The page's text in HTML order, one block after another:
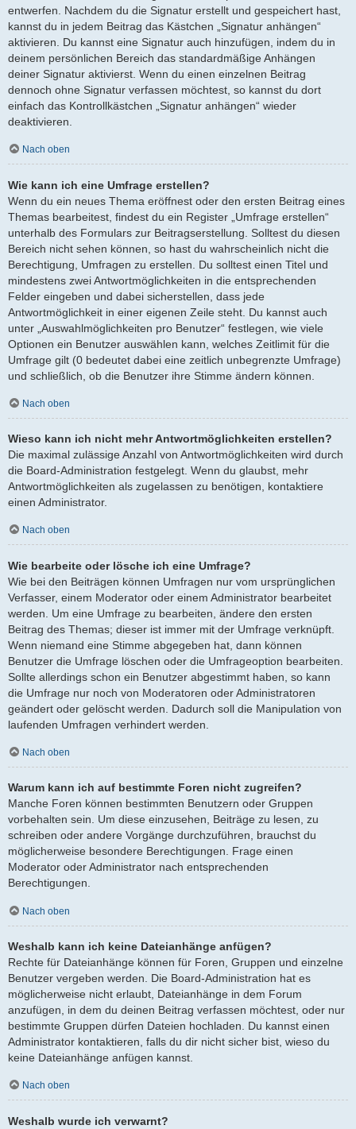
entwerfen. Nachdem du die Signatur erstellt und gespeichert hast,
kannst du in jedem Beitrag das Kästchen „Signatur anhängen“
aktivieren. Du kannst eine Signatur auch hinzufügen, indem du in
deinem persönlichen Bereich das standardmäßige Anhängen
deiner Signatur aktivierst. Wenn du einen einzelnen Beitrag
dennoch ohne Signatur verfassen möchtest, so kannst du dort
einfach das Kontrollkästchen „Signatur anhängen“ wieder
deaktivieren.
Nach oben
Wie kann ich eine Umfrage erstellen?
Wenn du ein neues Thema eröffnest oder den ersten Beitrag eines
Themas bearbeitest, findest du ein Register „Umfrage erstellen“
unterhalb des Formulars zur Beitragserstellung. Solltest du diesen
Bereich nicht sehen können, so hast du wahrscheinlich nicht die
Berechtigung, Umfragen zu erstellen. Du solltest einen Titel und
mindestens zwei Antwortmöglichkeiten in die entsprechenden
Felder eingeben und dabei sicherstellen, dass jede
Antwortmöglichkeit in einer eigenen Zeile steht. Du kannst auch
unter „Auswahlmöglichkeiten pro Benutzer“ festlegen, wie viele
Optionen ein Benutzer auswählen kann, welches Zeitlimit für die
Umfrage gilt (0 bedeutet dabei eine zeitlich unbegrenzte Umfrage)
und schließlich, ob die Benutzer ihre Stimme ändern können.
Nach oben
Wieso kann ich nicht mehr Antwortmöglichkeiten erstellen?
Die maximal zulässige Anzahl von Antwortmöglichkeiten wird durch
die Board-Administration festgelegt. Wenn du glaubst, mehr
Antwortmöglichkeiten als zugelassen zu benötigen, kontaktiere
einen Administrator.
Nach oben
Wie bearbeite oder lösche ich eine Umfrage?
Wie bei den Beiträgen können Umfragen nur vom ursprünglichen
Verfasser, einem Moderator oder einem Administrator bearbeitet
werden. Um eine Umfrage zu bearbeiten, ändere den ersten
Beitrag des Themas; dieser ist immer mit der Umfrage verknüpft.
Wenn niemand eine Stimme abgegeben hat, dann können
Benutzer die Umfrage löschen oder die Umfrageoption bearbeiten.
Sollte allerdings schon ein Benutzer abgestimmt haben, so kann
die Umfrage nur noch von Moderatoren oder Administratoren
geändert oder gelöscht werden. Dadurch soll die Manipulation von
laufenden Umfragen verhindert werden.
Nach oben
Warum kann ich auf bestimmte Foren nicht zugreifen?
Manche Foren können bestimmten Benutzern oder Gruppen
vorbehalten sein. Um diese einzusehen, Beiträge zu lesen, zu
schreiben oder andere Vorgänge durchzuführen, brauchst du
möglicherweise besondere Berechtigungen. Frage einen
Moderator oder Administrator nach entsprechenden
Berechtigungen.
Nach oben
Weshalb kann ich keine Dateianhänge anfügen?
Rechte für Dateianhänge können für Foren, Gruppen und einzelne
Benutzer vergeben werden. Die Board-Administration hat es
möglicherweise nicht erlaubt, Dateianhänge in dem Forum
anzufügen, in dem du deinen Beitrag verfassen möchtest, oder nur
bestimmte Gruppen dürfen Dateien hochladen. Du kannst einen
Administrator kontaktieren, falls du dir nicht sicher bist, wieso du
keine Dateianhänge anfügen kannst.
Nach oben
Weshalb wurde ich verwarnt?